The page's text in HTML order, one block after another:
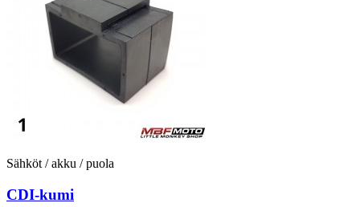
Sähköt / akku / puola
CDI-kumi